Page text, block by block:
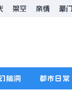
架空 亲情 豪门
脑洞 都市日常